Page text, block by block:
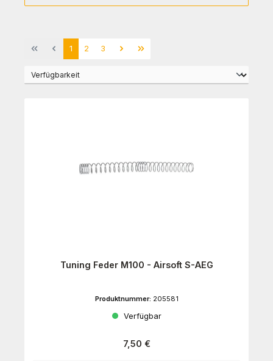
Seite
1 Seite
2 Seite
3
Tuning Feder M100 - Airsoft S-AEG
Produktnummer: 205581
Verfügbar
Regulärer Preis:
7,50 €